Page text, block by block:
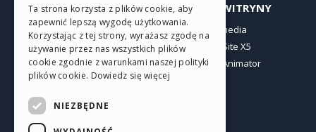
PROFIL
Moje wpisy
Moje licencje
Pobieranie
Web hosting
INNE WITRYNY
Incomedia
WebSite X5
WebAnimator
GERMAN
SPANISH
PORTUGUESE
Ta strona korzysta z plików cookie, aby
zapewnić lepszą wygodę użytkowania.
Korzystając z tej strony, wyrażasz zgodę na
używanie przez nas wszystkich plików
cookie zgodnie z warunkami naszej polityki
plików cookie. Dowiedz się więcej
NIEZBĘDNE